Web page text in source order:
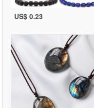
US$ 0.23